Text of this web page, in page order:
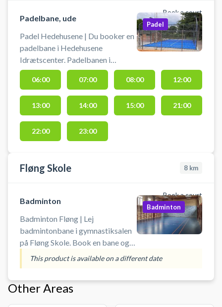
Book a court
Padelbane, ude
Padel Hedehusene | Du booker en
padelbane i Hedehusene
Idrætscenter. Padelbanen i
Hedenhusene er en udendørs
double padelbane for op til 4
padelspillere. Der er mulighed for
at låne bat og bolde. Der er lys på
banen. Kontakt til lys sidder på
gavlen af huset ved padelbanen.
Padel
06:00 07:00 08:00 12:00
13:00 14:00 15:00 21:00
22:00 23:00
Fløng Skole 8 km
Book a court
Badminton
Badminton Fløng | Lej
badmintonbane i gymnastiksalen
på Fløng Skole. Book en bane og
spil badminton i Fløng på
badmintonbanen i skolens
gymnastiksal. Medbringe selv
udstyr som ketsjere og bolde.
Badminton
This product is available on a different date
Other Areas